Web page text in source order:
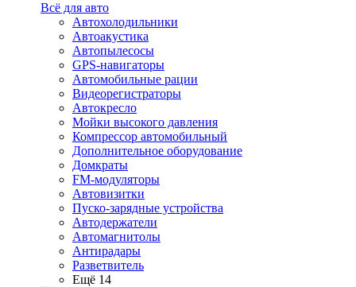
Всё для авто
Автохолодильники
Автоакустика
Автопылесосы
GPS-навигаторы
Автомобильные рации
Видеорегистраторы
Автокресло
Мойки высокого давления
Компрессор автомобильный
Дополнительное оборудование
Домкраты
FM-модуляторы
Автовизитки
Пуско-зарядные устройства
Автодержатели
Автомагнитолы
Антирадары
Разветвитель
Ещё 14